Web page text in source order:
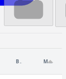
BIRIM MIKTAR